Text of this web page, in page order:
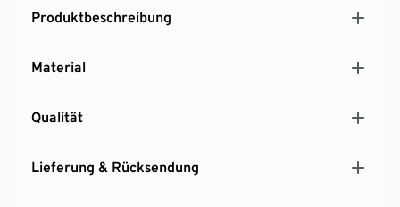
Geeignet für den Außenbereich; aus bruchsicherem,
wetterfestem Kunststoff
Produktbeschreibung
Material
Qualität
Lieferung & Rücksendung